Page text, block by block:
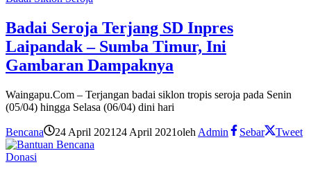
Badai Seroja Terjang SD Inpres
Laipandak – Sumba Timur, Ini
Gambaran Dampaknya
Waingapu.Com – Terjangan badai siklon tropis seroja pada Senin
(05/04) hingga Selasa (06/04) dini hari
Bencana 24 April 2021 24 April 2021oleh Admin Sebar Tweet
Donasi